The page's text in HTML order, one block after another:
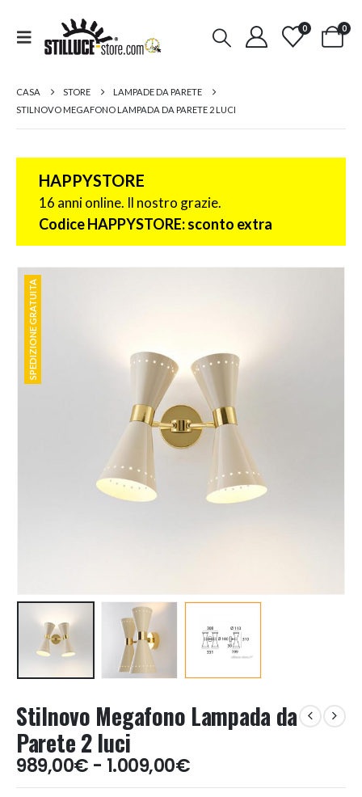
0 0
CASA STORE
LAMPADE DA PARETE
STILNOVO MEGAFONO LAMPADA DA PARETE 2 LUCI
HAPPYSTORE
16 anni online. Il nostro grazie.
Codice HAPPYSTORE: sconto extra
SPEDIZIONE GRATUITA
SPEDIZIONE GRATUITA
Stilnovo Megafono Lampada da
Parete 2 luci
989,00€ - 1.009,00€Fascia
di